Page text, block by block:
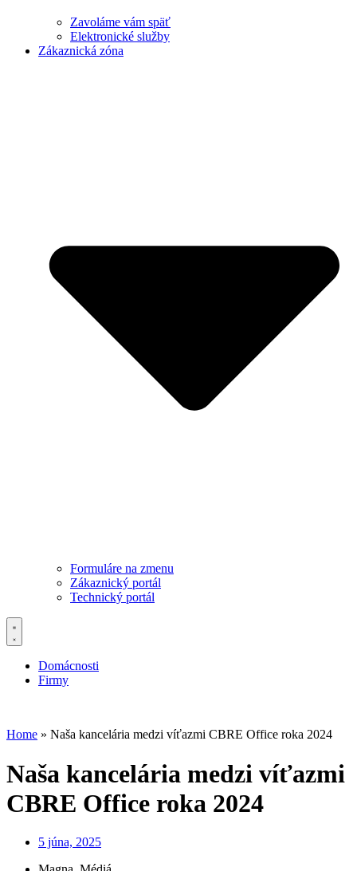
Zavoláme vám späť
Elektronické služby
Zákaznická zóna
Formuláre na zmenu
Zákaznický portál
Technický portál
Domácnosti
Firmy
Home » Naša kancelária medzi víťazmi CBRE Office roka 2024
Naša kancelária medzi víťazmi
CBRE Office roka 2024
5 júna, 2025